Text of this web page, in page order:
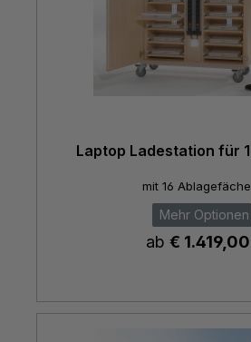
Laptop Ladestation für
mit 16
Mehr Optionen
ab €